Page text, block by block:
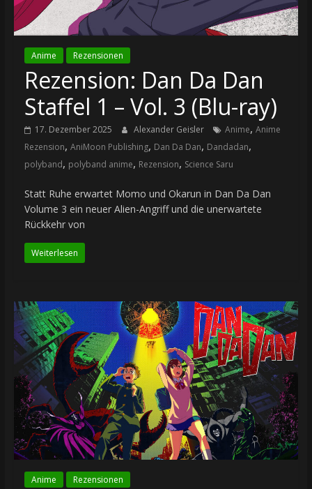
Anime Rezensionen
Rezension: Dan Da Dan
Staffel 1 – Vol. 3 (Blu-ray)
17. Dezember 2025 Alexander Geisler Anime, Anime
Rezension, AniMoon Publishing, Dan Da Dan, Dandadan,
polyband, polyband anime, Rezension, Science Saru
Statt Ruhe erwartet Momo und Okarun in Dan Da Dan
Volume 3 ein neuer Alien-Angriff und die unerwartete
Rückkehr von
Weiterlesen
Anime Rezensionen